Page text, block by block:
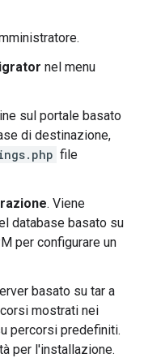
nel menu
sul portale basato
di destinazione,
file
. Viene
database basato su
per configurare un
basato su tar a
mostrati nei
percorsi predefiniti.
per l'installazione.